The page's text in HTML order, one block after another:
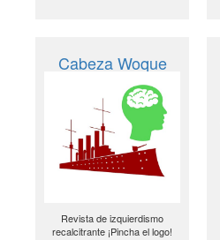
Cabeza Woque
Revista de izquierdismo
recalcitrante ¡Pincha el logo!